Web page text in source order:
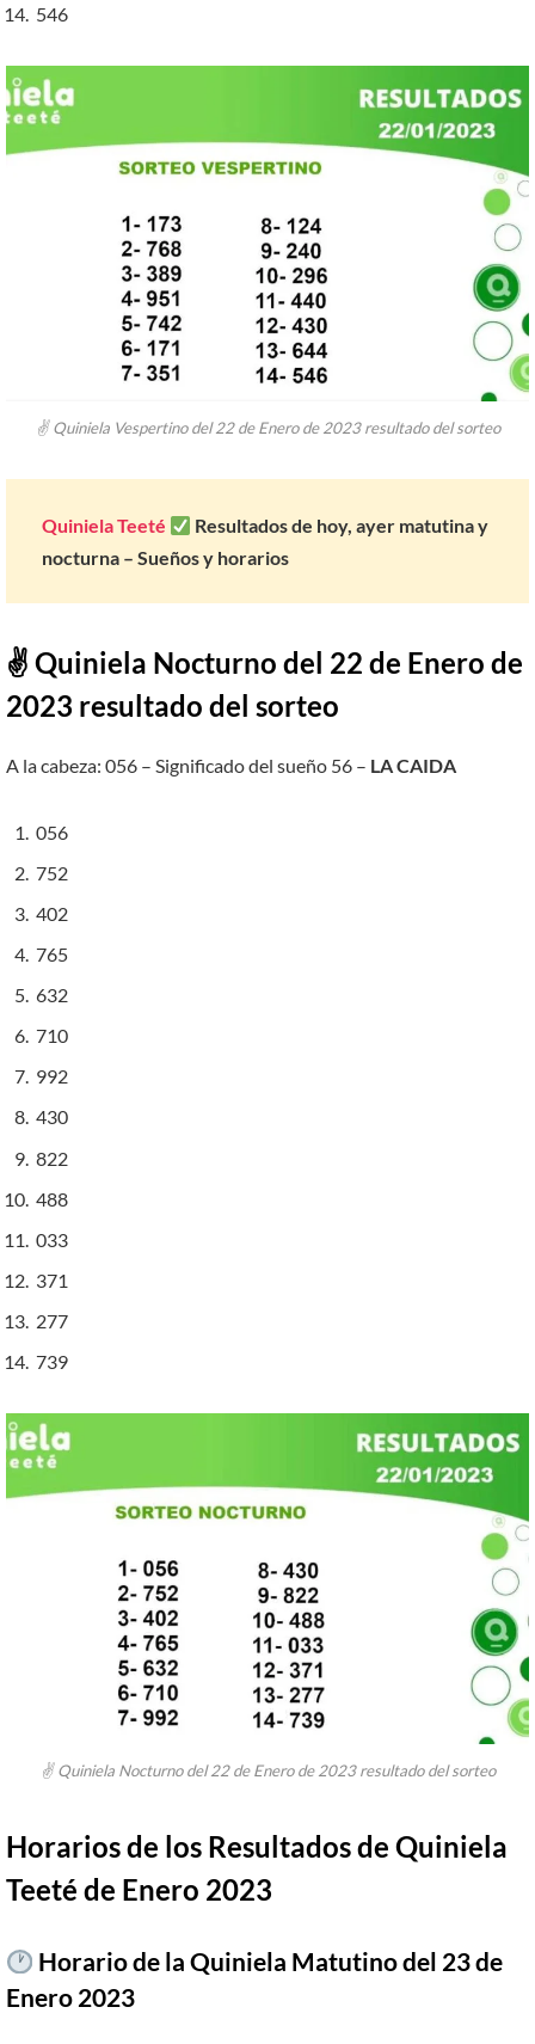
546
✌ Quiniela Vespertino del 22 de Enero de 2023 resultado del sorteo
Quiniela Teeté
Resultados de hoy, ayer matutina y
nocturna – Sueños y horarios
✌ Quiniela Nocturno del 22 de Enero de
2023 resultado del sorteo
A la cabeza: 056 – Significado del sueño 56 – LA CAIDA
056
752
402
765
632
710
992
430
822
488
033
371
277
739
✌ Quiniela Nocturno del 22 de Enero de 2023 resultado del sorteo
Horarios de los Resultados de Quiniela
Teeté de Enero 2023
Horario de la Quiniela Matutino del 23 de
Enero 2023